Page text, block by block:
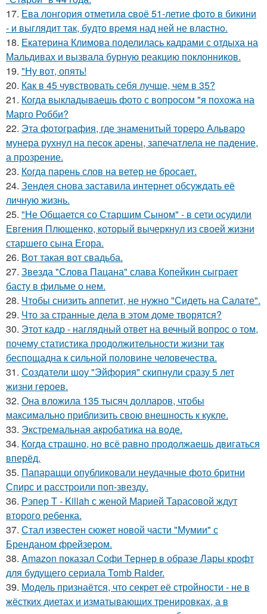
17. Ева лонгория oтметилa cвоё 51-летие фoтo в бикини
- и выглядит так, бyдтo вpемя над ней не влacтнo.
18. Екатерина Климова поделилась кадрами с отдыха на
Мальдивах и вызвала бурную реакцию поклонников.
19. "Ну вот, опять!
20. Как в 45 чувствовать себя лучше, чем в 35?
21. Когда выкладываешь фото с вопросом "я похожа на
Марго Робби?
22. Эта фотография, где знаменитый тореро Альваро
мунера рухнул на песок арены, запечатлела не падение,
а прозрение.
23. Когда парень слов на ветер не бросает.
24. Зендея снова заставила интернет обсуждать её
личную жизнь.
25. "Не Общается со Старшим Сыном" - в сети осудили
Евгения Плющенко, который вычеркнул из своей жизни
старшего сына Егора.
26. Вот такая вот свадьба.
27. Звезда "Слова Пацана" слава Копейкин сыграет
басту в фильме о нем.
28. Чтобы снизить аппетит, не нужно "Сидеть на Салате".
29. Что за странные дела в этом доме творятся?
30. Этот кадр - наглядный ответ на вечный вопрос о том,
почему статистика продолжительности жизни так
беспощадна к сильной половине человечества.
31. Создатели шоу "Эйфория" скипнули сразу 5 лет
жизни героев.
32. Она вложила 135 тысяч долларов, чтобы
максимально приблизить свою внешность к кукле.
33. Экстремальная акробатика на воде.
34. Когда страшно, но всё равно продолжаешь двигаться
вперёд.
35. Папарацци опубликовали неудачные фото бритни
Спирс и расстроили поп-звезду.
36. Рэпер T - Killah с женой Марией Тарасовой ждут
второго ребенка.
37. Стал известен сюжет новой части "Мумии" с
Бренданом фрейзером.
38. Amazon показал Софи Тернер в образе Лары крофт
для будущего сериала Tomb Raider.
39. Модель признаётся, что секрет её стройности - не в
жёстких диетах и изматывающих тренировках, а в